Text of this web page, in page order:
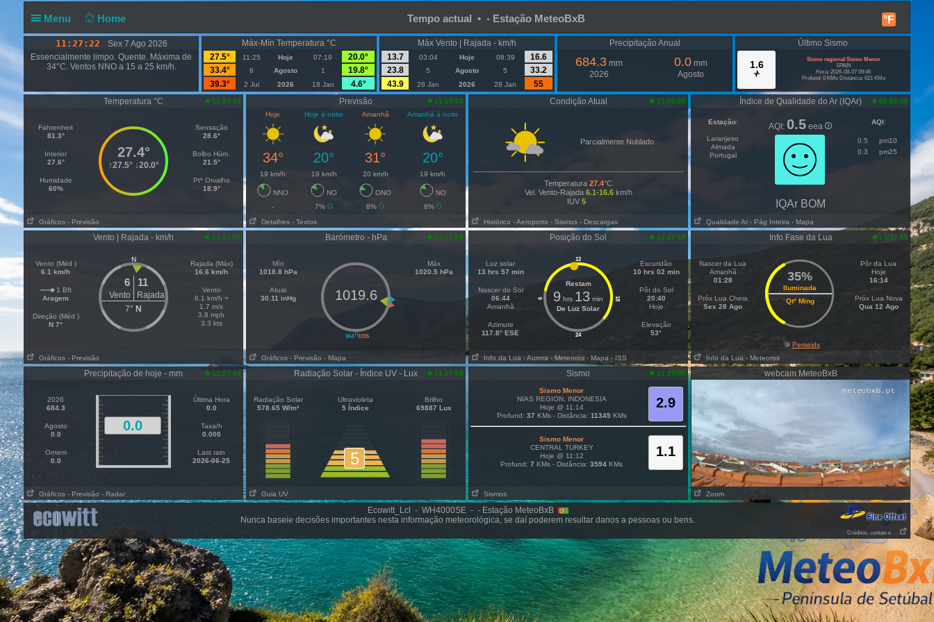
Menu Home °F
Tempo actual • - Estação MeteoBxB
11:27:23
Sex 7 Ago 2026
Essencialmente limpo. Quente. Máxima de
34°C. Ventos NNO a 15 a 25 km/h.
Máx-Mín Temperatura °C
27.5°
11:25 Hoje 07:19
20.0°
33.4°
6 Agosto 1
19.8°
39.3°
2 Jul 2026 18 Jan 4.6°
Máx Vento | Rajada - km/h
13.7
03:04 Hoje 08:39
16.6
23.8
5 Agosto 5
33.2
43.9
28 Jan 2026 28 Jan 55
Precipitação Anual
684.3 mm
2026
0.0 mm
Agosto
Último Sismo
1.6
Sismo regional Sismo Menor
SPAIN
Hora: 2026-08-07 09:46
Profund: 0 KMs Distância: 621 KMs
Temperatura °C 11:27:08
Fahrenheit
81.3°
Interior
27.6°
Humidade
60%
27.4°
↑27.5° ↓20.0°
Sensação
28.6°
Bolbo Húm.
21.5°
Ptº Orvalho
18.9°
Gráficos - Previsão
Previsão
11:15:02
Hoje
Hoje à noite Amanhã Amanhã à noite
34° 20° 31° 20°
19 km/h 19 km/h 20 km/h 19 km/h
NNO NO ONO
NO
-
7% 8%
8%
Detalhes - Textos
Condição Atual 11:00:00
Parcialmente Nublado
Temperatura 27.4°C
Vel. Vento-Rajada 6.1-16.6km/h
IUV 5
Histórico - Aeroporto - Sismos - Descargas
Índice de Qualidade do Ar (IQAr) 08:00:00
Estação:
Laranjeiro
Almada
Portugal
AQI: 0.5 eea AQI:
0.5
pm10
0.3
pm25
IQAr BOM
Qualidade Ar - Pág Inteira - Mapa
Vento | Rajada - km/h 11:27:08
Vento (Méd )
6.1 km/h
1 Bft
Aragem
Direção (Méd )
N 7°
N
6 11
Vento
Rajada
7° N
Rajada (Máx)
16.6 km/h
Vento
6.1 km/h =
1.7 m/s
3.8 mph
3.3 kts
Gráficos - Previsão
Barómetro - hPa 11:27:08
Mín
1018.8 hPa
Atual
30.11 inHg
||
964 1036
1019.6
Máx
1020.5 hPa
Gráficos - Previsão - Mapa
Posição do Sol 11:27:18
Luz solar
13 hrs 57 min
Nascer do Sol
06:44
Amanhã
Azimute
117.8° ESE
12
24
6 18
Restam
9 hrs 13 min
De Luz Solar
Escuridão
10 hrs 02 min
Pôr do Sol
20:40
Hoje
Elevação
53°
Info da Lua - Aurora - Meteoros - Mapa - ISS
Info Fase da Lua 11:27:18
Nascer da Lua
Amanhã
01:28
Próx Lua Cheia
Sex 28 Ago
35%
Iluminada
Qtº Ming
Pôr da Lua
Hoje
16:14
Próx Lua Nova
Qua 12 Ago
Perseids
Info da Lua - Meteoros
Precipitação de hoje - mm 11:27:08
2026
684.3
Agosto
0.0
Ontem
0.0
0.0
Última Hora
0.0
Taxa/h
0.000
Last rain
2026-06-25
Gráficos - Previsão - Radar
Radiação Solar - Índice UV - Lux 11:27:08
Radiação Solar
578.65 W/m²
Ultravioleta
5 Índice
5
Brilho
69887 Lux
Guia UV
Sismo 11:25:05
2.9
Sismo Menor
NIAS REGION, INDONESIA
Hoje @ 11:14
Profund: 37 KMs - Distância: 11345KMs
1.1
Sismo Menor
CENTRAL TURKEY
Hoje @ 11:12
Profund: 7 KMs - Distância: 3594 KMs
Sismos
webcam MeteoBxB
Zoom
Ecowitt_Lcl - WH4000SE - - Estação MeteoBxB
Nunca baseie decisões importantes nesta informação meteorológica, se daí poderem resultar danos a pessoas ou bens.
Créditos, contato e . . .